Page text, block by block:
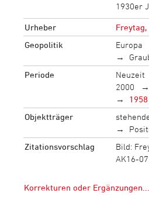
1930er
Urheber
Geopolitik
Europa
Periode
Neuzeit
2000
1958
Objektträger
Zitationsvorschlag
Bild:
AK16-
Korrekturen oder Ergänzungen...